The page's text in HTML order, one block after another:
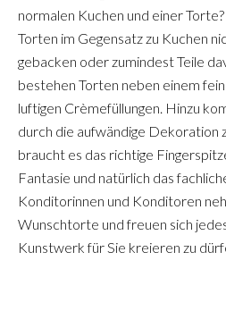
normalen Kuchen und einer
Torten im Gegensatz zu Kuchen
gebacken oder zumindest Teile
bestehen Torten neben einem
luftigen Crèmefüllungen. Hinzu
durch die aufwändige Dekoration
braucht es das richtige
Fantasie und natürlich das
Konditorinnen und Konditoren
Wunschtorte und freuen sich
Kunstwerk für Sie kreieren zu